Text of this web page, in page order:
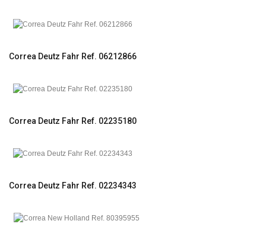
Correa Deutz Fahr Ref. 06212866
Correa Deutz Fahr Ref. 02235180
Correa Deutz Fahr Ref. 02234343